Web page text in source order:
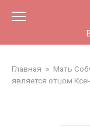
Главная » Мать
является отцом